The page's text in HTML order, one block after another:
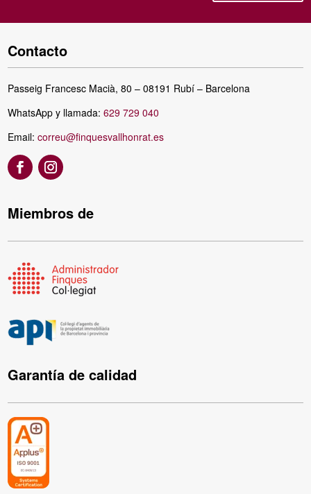
Contacto
Passeig Francesc Macià, 80 – 08191 Rubí – Barcelona
WhatsApp y llamada:629 729 040
Email:correu@finquesvallhonrat.es
Miembros de
Garantía de calidad